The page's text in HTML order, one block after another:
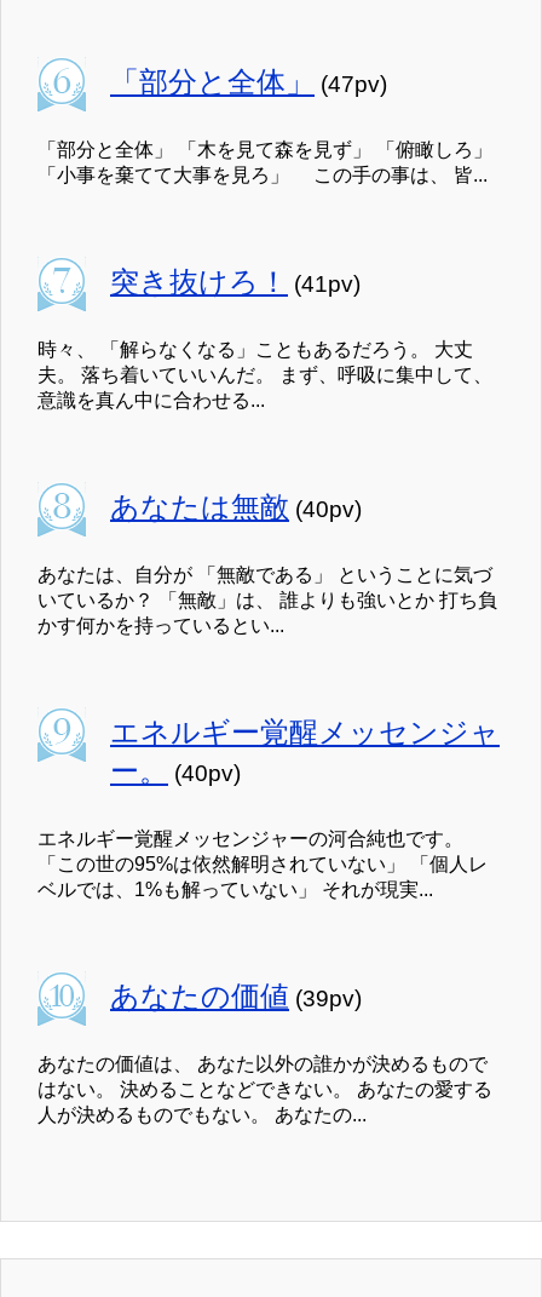
「部分と全体」 (47pv)
「部分と全体」 「木を見て森を見ず」 「俯瞰しろ」
「小事を棄てて大事を見ろ」 この手の事は、 皆...
突き抜けろ！ (41pv)
時々、 「解らなくなる」こともあるだろう。 大丈
夫。 落ち着いていいんだ。 まず、呼吸に集中して、
意識を真ん中に合わせる...
あなたは無敵 (40pv)
あなたは、自分が 「無敵である」 ということに気づ
いているか？ 「無敵」は、 誰よりも強いとか 打ち負
かす何かを持っているとい...
エネルギー覚醒メッセンジャ
ー。
(40pv)
エネルギー覚醒メッセンジャーの河合純也です。
「この世の95%は依然解明されていない」 「個人レ
ベルでは、1%も解っていない」 それが現実...
あなたの価値 (39pv)
あなたの価値は、 あなた以外の誰かが決めるもので
はない。 決めることなどできない。 あなたの愛する
人が決めるものでもない。 あなたの...